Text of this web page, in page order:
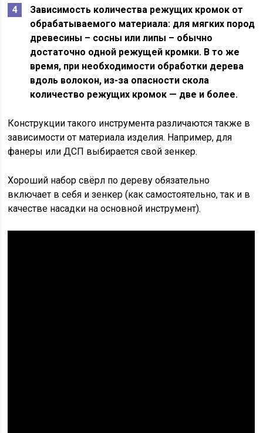
Зависимость количества режущих кромок от
обрабатываемого материала: для мягких пород
древесины – сосны или липы – обычно
достаточно одной режущей кромки. В то же
время, при необходимости обработки дерева
вдоль волокон, из-за опасности скола
количество режущих кромок — две и более.
Конструкции такого инструмента различаются также в
зависимости от материала изделия. Например, для
фанеры или ДСП выбирается свой зенкер.
Хороший набор свёрл по дереву обязательно
включает в себя и зенкер (как самостоятельно, так и в
качестве насадки на основной инструмент).